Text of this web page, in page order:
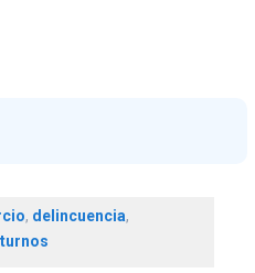
, delincuencia,
turnos